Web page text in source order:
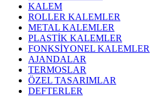
KALEM
ROLLER KALEMLER
METAL KALEMLER
PLASTİK KALEMLER
FONKSİYONEL KALEMLER
AJANDALAR
TERMOSLAR
ÖZEL TASARIMLAR
DEFTERLER